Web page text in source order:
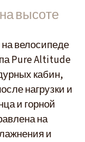
высоте
велосипеде
Pure Altitude
кабин,
нагрузки и
и горной
на
и